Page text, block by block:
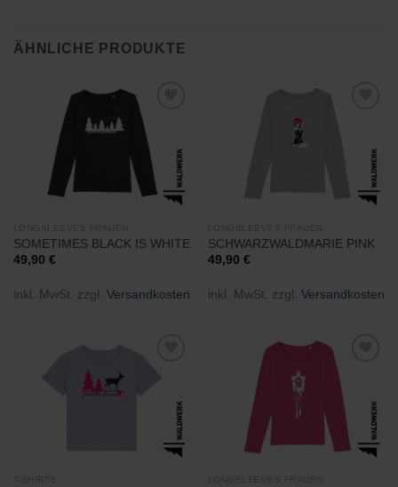
ÄHNLICHE PRODUKTE
Wunschliste
hinzufügen
LONGSLEEVES FRAUEN
SOMETIMES BLACK IS WHITE
49,90 €
inkl. MwSt. zzgl. Versandkosten
hinzufügen
LONGSLEEVES FRAUEN
SCHWARZWALDMARIE PINK
49,90 €
inkl. MwSt. zzgl. Versandkosten
hinzufügen
Wunschliste
hinzufügen